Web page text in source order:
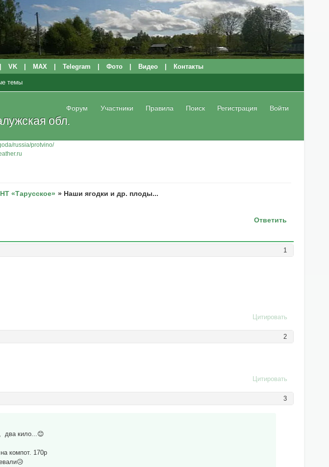
VK МАХ Telegram Фото Видео Контакты
russia/protvino/
обл.
Форум Участники Правила Поиск Регистрация Войти
темы
«Тарусское» » Наши ягодки и др. плоды...
Ответить
1
Цитировать
2
Цитировать
3
два кило...😊
компот. 170р